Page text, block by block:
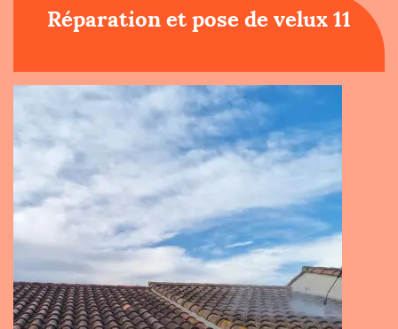
Réparation et pose de velux 11